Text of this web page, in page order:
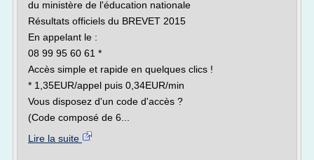
du ministère de l'éducation nationale
Résultats officiels du BREVET 2015
En appelant le :
08 99 95 60 61 *
Accès simple et rapide en quelques clics !
* 1,35EUR/appel puis 0,34EUR/min
Vous disposez d'un code d'accès ?
(Code composé de 6...
Lire la suite